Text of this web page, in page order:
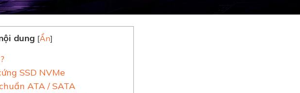
dung [Ẩn]
SSD NVMe
ATA / SATA